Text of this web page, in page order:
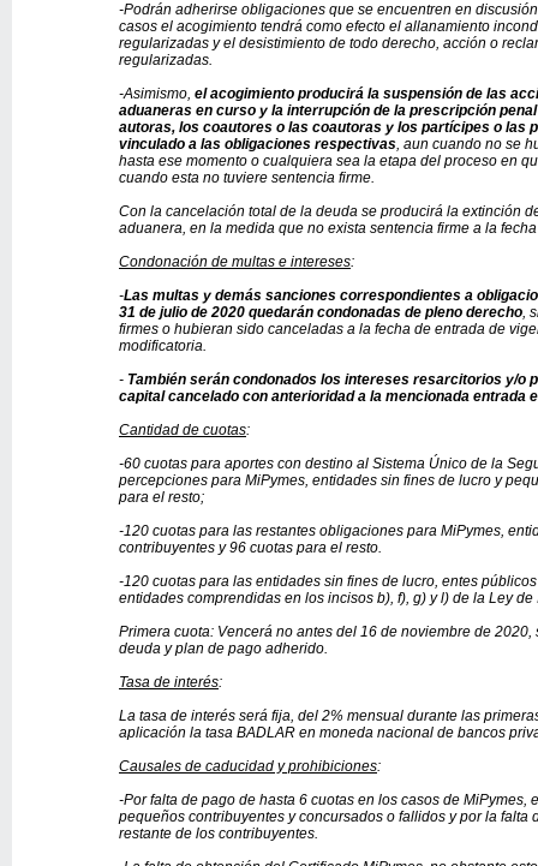
-Podrán adherirse obligaciones que se encuentren en
casos el acogimiento tendrá como efecto el allanamiento
regularizadas y el desistimiento de todo derecho, acción o
regularizadas.
-Asimismo, el acogimiento producirá la suspensión de las
aduaneras en curso y la interrupción de la prescripción
autoras, los coautores o las coautoras y los partícipes o las
vinculado a las obligaciones respectivas, aun cuando no se
hasta ese momento o cualquiera sea la etapa del proceso en
cuando esta no tuviere sentencia firme.
Con la cancelación total de la deuda se producirá la extinción
aduanera, en la medida que no exista sentencia firme a la
Condonación de multas e intereses:
-Las multas y demás sanciones correspondientes a
31 de julio de 2020 quedarán condonadas de pleno derecho,
firmes o hubieran sido canceladas a la fecha de entrada de
modificatoria.
- También serán condonados los intereses resarcitorios y/o
capital cancelado con anterioridad a la mencionada entrada
Cantidad de cuotas:
-60 cuotas para aportes con destino al Sistema Único de la
percepciones para MiPymes, entidades sin fines de lucro y
para el resto;
-120 cuotas para las restantes obligaciones para MiPymes,
contribuyentes y 96 cuotas para el resto.
-120 cuotas para las entidades sin fines de lucro, entes
entidades comprendidas en los incisos b), f), g) y l) de la Ley
Primera cuota: Vencerá no antes del 16 de noviembre de
deuda y plan de pago adherido.
Tasa de interés:
La tasa de interés será fija, del 2% mensual durante las
aplicación la tasa BADLAR en moneda nacional de bancos
Causales de caducidad y prohibiciones:
-Por falta de pago de hasta 6 cuotas en los casos de MiPymes,
pequeños contribuyentes y concursados o fallidos y por la falta
restante de los contribuyentes.